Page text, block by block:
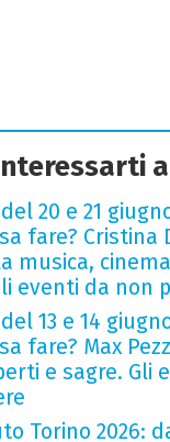
20 e 21
fare? Cristina
musica,
eventi da non
13 e 14
fare? Max
e sagre. Gli
Torino 2026: